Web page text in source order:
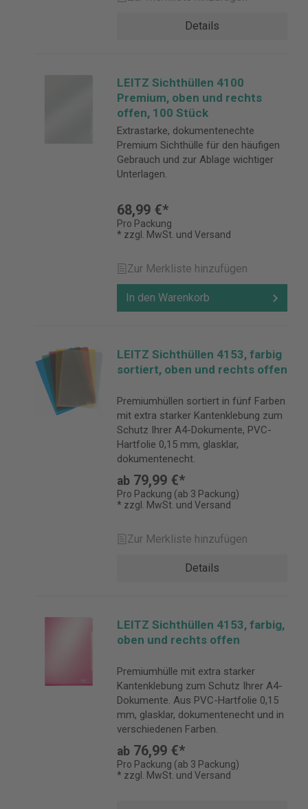
Details
LEITZ Sichthüllen 4100
Premium, oben und rechts
offen, 100 Stück
Extrastarke, dokumentenechte
Premium Sichthülle für den häufigen
Gebrauch und zur Ablage wichtiger
Unterlagen.
68,99 €*
Pro Packung
* zzgl. MwSt. und Versand
Zur Merkliste hinzufügen
In den Warenkorb
LEITZ Sichthüllen 4153, farbig
sortiert, oben und rechts offen
Premiumhüllen sortiert in fünf Farben
mit extra starker Kantenklebung zum
Schutz Ihrer A4-Dokumente, PVC-
Hartfolie 0,15 mm, glasklar,
dokumentenecht.
ab 79,99 €*
Pro Packung (ab 3 Packung)
* zzgl. MwSt. und Versand
Zur Merkliste hinzufügen
Details
LEITZ Sichthüllen 4153, farbig,
oben und rechts offen
Premiumhülle mit extra starker
Kantenklebung zum Schutz Ihrer A4-
Dokumente. Aus PVC-Hartfolie 0,15
mm, glasklar, dokumentenecht und in
verschiedenen Farben.
ab 76,99 €*
Pro Packung (ab 3 Packung)
* zzgl. MwSt. und Versand